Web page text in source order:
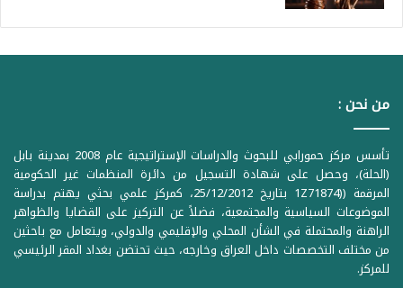
من نحن :
تأسس مركز حمورابي للبحوث والدراسات الإستراتيجية عام 2008 بمدينة بابل
(الحلة)، وحصل على شهادة التسجيل من دائرة المنظمات غير الحكومية
المرقمة ((1Z71874 بتاريخ 25/12/2012، كمركز علمي بحثي يهتم بدراسة
الموضوعات السياسية والمجتمعية، فضلاً عن التركيز على القضايا والظواهر
الراهنة والمحتملة في الشأن المحلي والإقليمي والدولي، ويتعامل مع باحثين
من مختلف التخصصات داخل العراق وخارجه، حيث تحتضن بغداد المقر الرئيسي
للمركز.